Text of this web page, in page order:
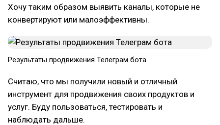
Хочу таким образом выявить каналы, которые не
конвертируют или малоэффективны.
Результаты продвижения Телеграм бота
Считаю, что мы получили новый и отличный
инструмент для продвижения своих продуктов и
услуг. Буду пользоваться, тестировать и
наблюдать дальше.